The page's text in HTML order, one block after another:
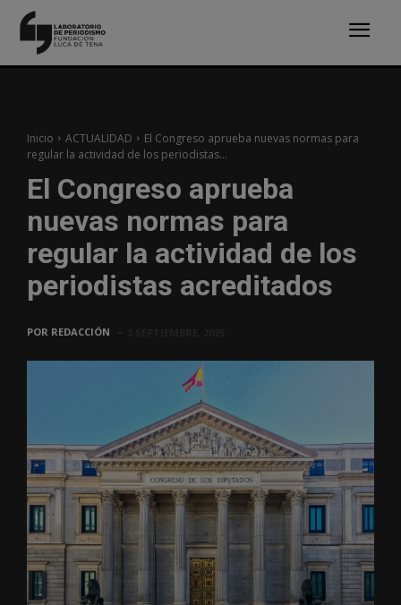
Inicio ACTUALIDAD
El Congreso aprueba nuevas normas para
regular la actividad de los periodistas...
El Congreso aprueba
nuevas normas para
regular la actividad de los
periodistas acreditados
POR REDACCIÓN